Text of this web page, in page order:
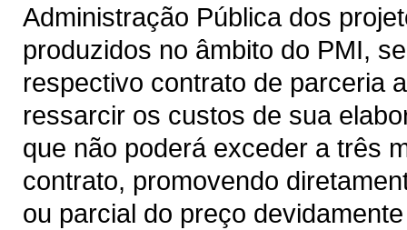
Administração Pública dos
produzidos no âmbito do PMI,
respectivo contrato de parceria
ressarcir os custos de sua
que não poderá exceder a três
contrato, promovendo
ou parcial do preço